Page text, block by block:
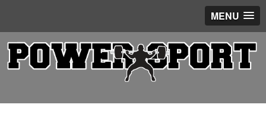
MENU